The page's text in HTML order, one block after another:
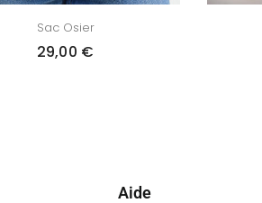
Sac Osier
29,00 €
Aide